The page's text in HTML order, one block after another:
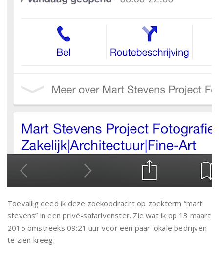
Toevallig deed ik deze zoekopdracht op zoekterm “mart
stevens” in een privé-safarivenster. Zie wat ik op 13 maart
2015 omstreeks 09:21 uur voor een paar lokale bedrijven
te zien kreeg: